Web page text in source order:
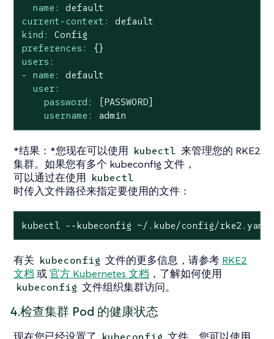
name:
default
current-context:
default
kind:
Config
preferences:
{}
users:
-
name:
default
user:
password:
[PASSWORD]
username:
admin
*结果：*您现在可以使用 kubectl 来管理您的 RKE2
集群。如果您有多个 kubeconfig 文件，
可以通过在使用 kubectl
时传入文件路径来指定要使用的文件：
kubectl --kubeconfig ~/.kube/config/rke2.yaml
有关 kubeconfig 文件的更多信息，请参考 RKE2
文档 或官方 Kubernetes 文档 ，了解如何使用
kubeconfig 文件组织集群访问。
4.检查集群 Pod 的健康状态